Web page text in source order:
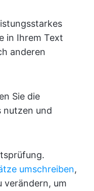
in Ihrem Text
anderen
Sie die
nutzen und
umschreiben,
verändern, um